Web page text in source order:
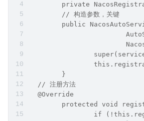
private
	// 构造参数，关键
public
	}
  // 注册方法
  @Override
protected void
if